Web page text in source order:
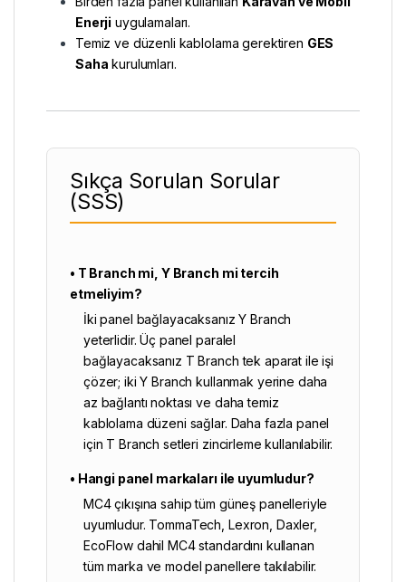
Enerji uygulamaları.
Temiz ve düzenli kablolama gerektiren GES
Saha kurulumları.
Sıkça Sorulan Sorular
(SSS)
• T Branch mi, Y Branch mi tercih
etmeliyim?
İki panel bağlayacaksanız Y Branch
yeterlidir. Üç panel paralel
bağlayacaksanız T Branch tek aparat ile işi
çözer; iki Y Branch kullanmak yerine daha
az bağlantı noktası ve daha temiz
kablolama düzeni sağlar. Daha fazla panel
için T Branch setleri zincirleme kullanılabilir.
• Hangi panel markaları ile uyumludur?
MC4 çıkışına sahip tüm güneş panelleriyle
uyumludur. TommaTech, Lexron, Daxler,
EcoFlow dahil MC4 standardını kullanan
tüm marka ve model panellere takılabilir.